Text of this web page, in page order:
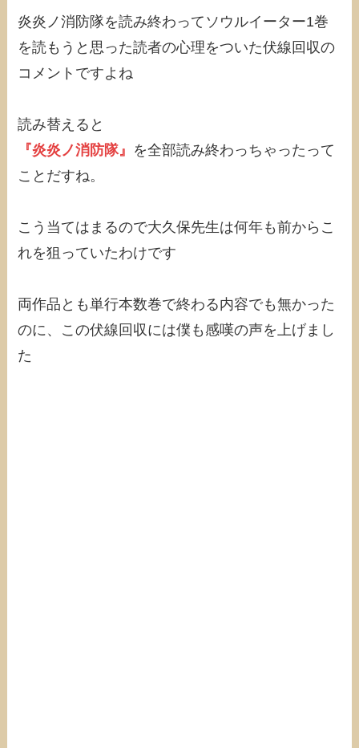
炎炎ノ消防隊を読み終わってソウルイーター1巻
を読もうと思った読者の心理をついた伏線回収の
コメントですよね
読み替えると
『炎炎ノ消防隊』 を全部読み終わっちゃったって
ことだすね。
こう当てはまるので大久保先生は何年も前からこ
れを狙っていたわけです
両作品とも単行本数巻で終わる内容でも無かった
のに、この伏線回収には僕も感嘆の声を上げまし
た